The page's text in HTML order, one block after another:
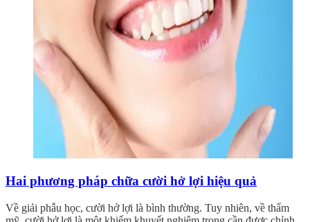
Hai phương pháp chữa cười hở lợi hiệu quả
Về giải phẫu học, cười hở lợi là bình thường. Tuy nhiên, về thẩm